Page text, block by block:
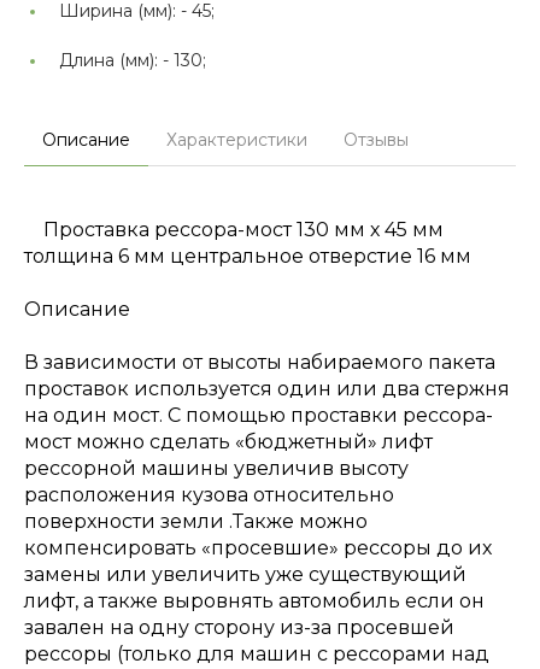
Ширина (мм): - 45;
Длина (мм): - 130;
Описание Характеристики Отзывы
Проставка рессора-мост 130 мм х 45 мм
толщина 6 мм центральное отверстие 16 мм
Описание
В зависимости от высоты набираемого пакета
проставок используется один или два стержня
на один мост. С помощью проставки рессора-
мост можно сделать «бюджетный» лифт
рессорной машины увеличив высоту
расположения кузова относительно
поверхности земли .Также можно
компенсировать «просевшие» рессоры до их
замены или увеличить уже существующий
лифт, а также выровнять автомобиль если он
завален на одну сторону из-за просевшей
рессоры (только для машин с рессорами над